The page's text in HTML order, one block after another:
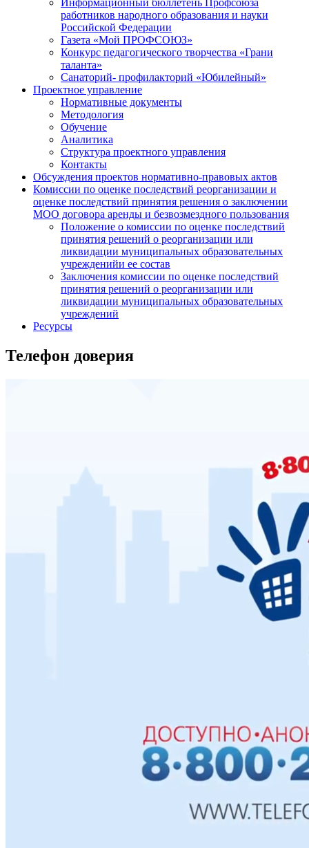
Информационный бюллетень Профсоюза
работников народного образования и науки
Российской Федерации
Газета «Мой ПРОФСОЮЗ»
Конкурс педагогического творчества «Грани
таланта»
Санаторий- профилакторий «Юбилейный»
Проектное управление
Нормативные документы
Методология
Обучение
Аналитика
Структура проектного управления
Контакты
Обсуждения проектов нормативно-правовых актов
Комиссии по оценке последствий реорганизации и
оценке последствий принятия решения о заключении
МОО договора аренды и безвозмездного пользования
Положение о комиссии по оценке последствий
принятия решений о реорганизации или
ликвидации муниципальных образовательных
учрежденийи ее состав
Заключения комиссии по оценке последствий
принятия решений о реорганизации или
ликвидации муниципальных образовательных
учреждений
Ресурсы
Телефон доверия